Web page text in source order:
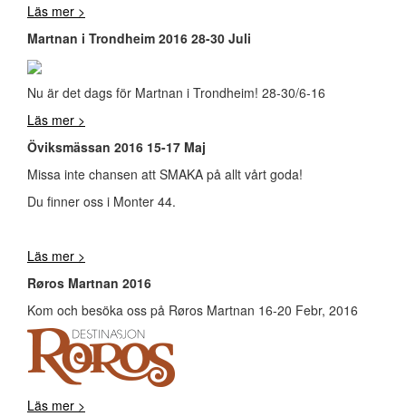
Läs mer >
Martnan i Trondheim 2016 28-30 Juli
Nu är det dags för Martnan i Trondheim! 28-30/6-16
Läs mer >
Öviksmässan 2016 15-17 Maj
Missa inte chansen att SMAKA på allt vårt goda!
Du finner oss i Monter 44.
Läs mer >
Røros Martnan 2016
Kom och besöka oss på Røros Martnan 16-20 Febr, 2016
Läs mer >